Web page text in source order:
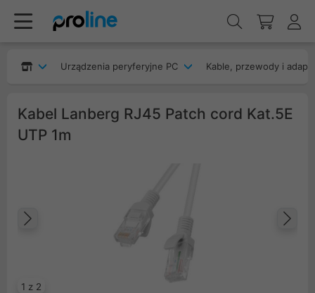
Urządzenia peryferyjne PC Kable, przewody i
Kabel Lanberg RJ45 Patch cord Kat.5E
UTP 1m
1 z 2
Poprzedni